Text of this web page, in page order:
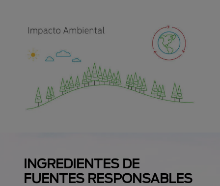
INGREDIENTES DE
FUENTES RESPONSABLES